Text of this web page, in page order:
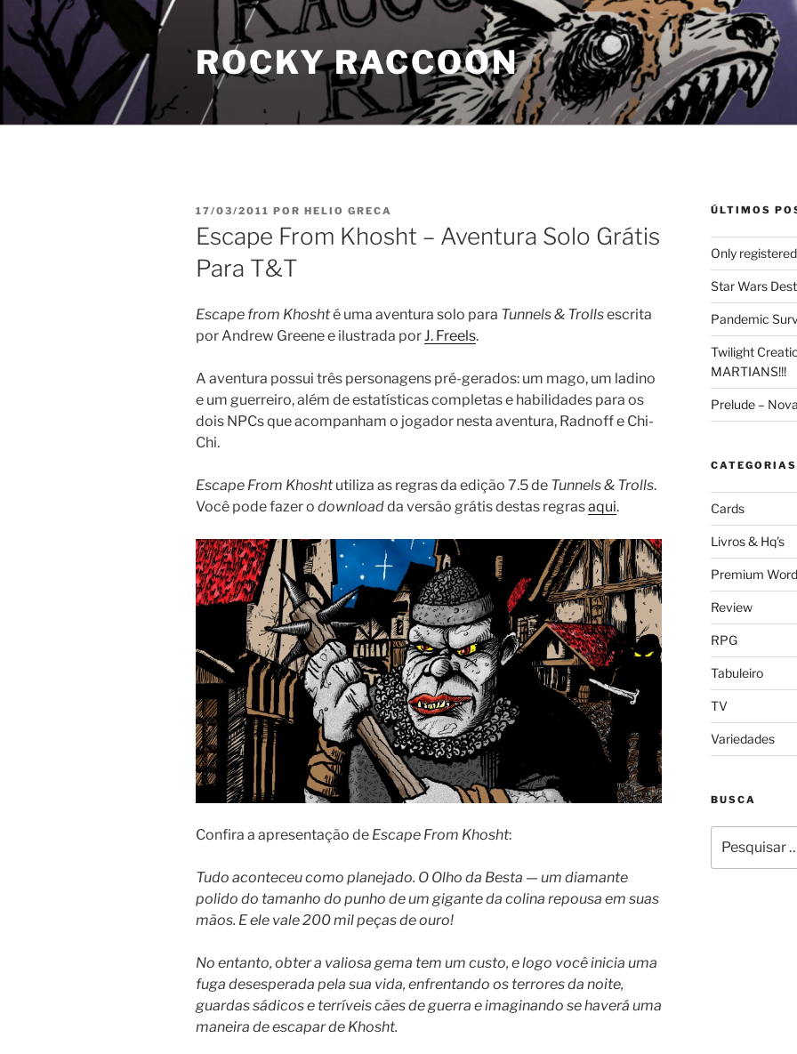
Pular
para
conteúdo
ROCKY RACCOON
PUBLICADO
EM
17/03/2011 POR HELIO GRECA
Escape From Khosht – Aventura Solo Grátis
Para T&T
Escape from Khoshté uma aventura solo para Tunnels & Trollsescrita
por Andrew Greene e ilustrada porJ. Freels.
A aventura possui três personagens pré-gerados: um mago, um ladino
e um guerreiro, além de estatísticas completas e habilidades para os
dois NPCs que acompanham o jogador nesta aventura, Radnoff e Chi-
Chi.
Escape From Khosht utiliza as regras da edição 7.5 de Tunnels & Trolls.
Você pode fazer o downloadda versão grátis destas regrasaqui.
Confira a apresentação de Escape From Khosht:
Tudo aconteceu como planejado. O Olho da Besta — um diamante
polido do tamanho do punho de um gigante da colina repousa em suas
mãos. E ele vale 200 mil peças de ouro!
No entanto, obter a valiosa gema tem um custo, e logo você inicia uma
fuga desesperada pela sua vida, enfrentando os terrores da noite,
guardas sádicos e terríveis cães de guerra e imaginando se haverá uma
maneira de escapar de Khosht.
ÚLTIMOS
Only
Star Wars
Pandemic
Twilight
MARTIANS!!!
Prelude –
CATEGORIAS
Cards
Livros & Hq's
Premium
Review
RPG
Tabuleiro
TV
Variedades
BUSCA
por: